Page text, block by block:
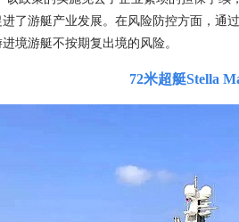
进了游艇产业发展。在风险防控方面，通
境游艇不按期复出境的风险。
72米超艇Stella